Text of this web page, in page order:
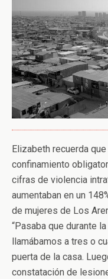
Elizabeth recuerda
confinamiento
cifras de violencia
aumentaban en un
de mujeres de Los
“Pasaba que durante
llamábamos a tres o
puerta de la casa.
constatación de